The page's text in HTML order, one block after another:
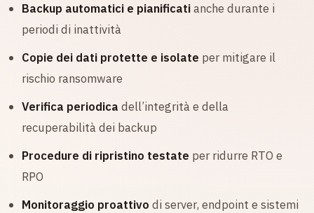
Backup automatici e pianificatianche durante i
periodi di inattività
Copie dei dati protette e isolate per mitigare il
rischio ransomware
Verifica periodica dell’integrità e della
recuperabilità dei backup
Procedure di ripristino testate per ridurre RTO e
RPO
Monitoraggio proattivo di server, endpoint e sistemi